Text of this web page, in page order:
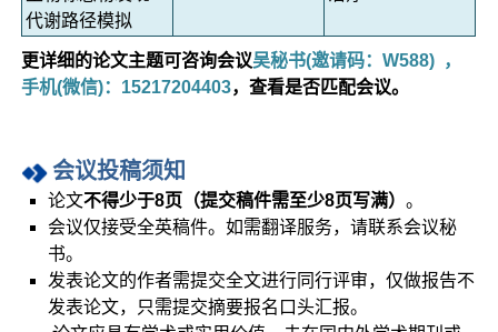
代谢路径模拟
更详细的论文主题可咨询会议吴秘书(邀请码：W588) ，
手机(微信)：15217204403，查看是否匹配会议。
会议投稿须知
论文不得少于8页（提交稿件需至少8页写满） 。
会议仅接受全英稿件。如需翻译服务，请联系会议秘
书。
发表论文的作者需提交全文进行同行评审，仅做报告不
发表论文，只需提交摘要报名口头汇报。